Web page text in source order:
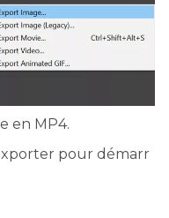
en MP4.
pour démarr